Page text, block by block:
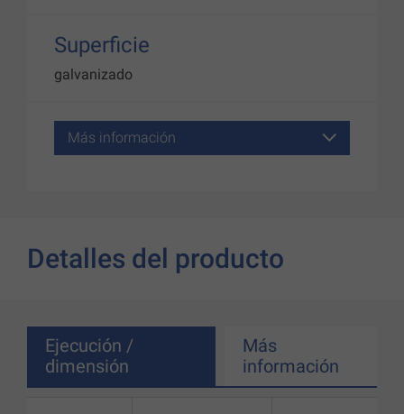
Superficie
galvanizado
Más información
Detalles del producto
Ejecución /
dimensión
Más
información